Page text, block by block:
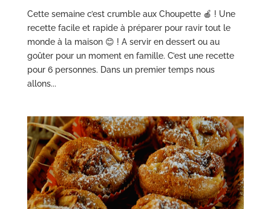
Cette semaine c’est crumble aux Choupette 🍎 ! Une
recette facile et rapide à préparer pour ravir tout le
monde à la maison 😊 ! A servir en dessert ou au
goûter pour un moment en famille. C’est une recette
pour 6 personnes. Dans un premier temps nous
allons...